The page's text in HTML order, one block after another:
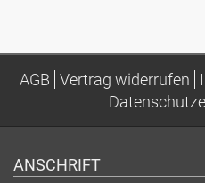
AGB Vertrag widerrufen
ANSCHRIFT